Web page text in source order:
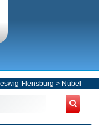
Flensburg > Nübel